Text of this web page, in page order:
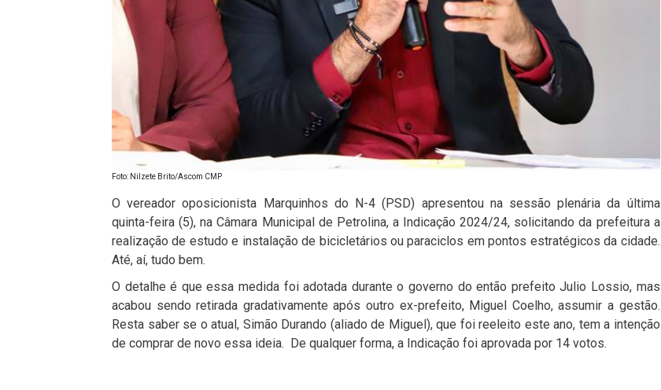
Foto: Nilzete Brito/Ascom CMP
O vereador oposicionista Marquinhos do N-4 (PSD) apresentou na sessão plenária da última
quinta-feira (5), na Câmara Municipal de Petrolina, a Indicação 2024/24, solicitando da prefeitura a
realização de estudo e instalação de bicicletários ou paraciclos em pontos estratégicos da cidade.
Até, aí, tudo bem.
O detalhe é que essa medida foi adotada durante o governo do então prefeito Julio Lossio, mas
acabou sendo retirada gradativamente após outro ex-prefeito, Miguel Coelho, assumir a gestão.
Resta saber se o atual, Simão Durando (aliado de Miguel), que foi reeleito este ano, tem a intenção
de comprar de novo essa ideia. De qualquer forma, a Indicação foi aprovada por 14 votos.